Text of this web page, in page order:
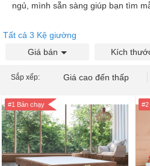
ngủ, mình sẵn sàng giúp bạn tìm
Tất cả 3 Kệ giường
Giá bán
Kích
Sắp xếp: Giá cao đến thấp
#1 Bán chạy #2